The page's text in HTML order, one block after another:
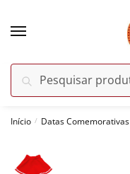
por:
Pesquisar
Início / Datas Comemorativas